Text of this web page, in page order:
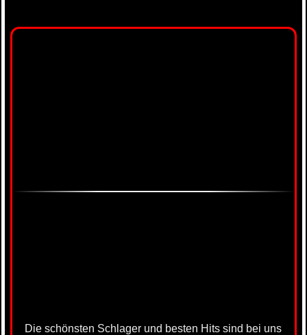
Die schönsten Schlager und besten Hits sind bei uns